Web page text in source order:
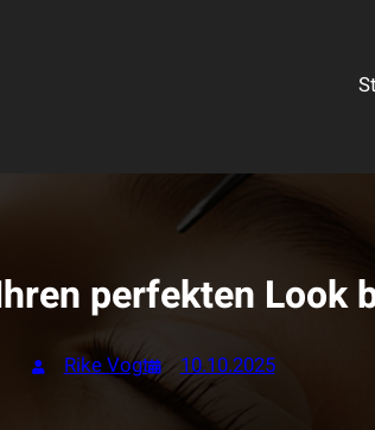
perfekten Look
Rike Vogt 10.10.2025